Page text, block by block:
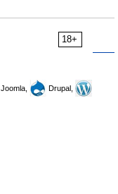
18+
Joomla,
Drupal,